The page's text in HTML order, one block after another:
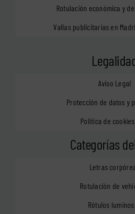
Rotulación económica y
Vallas publicitarias en
Aviso Legal
Protección de datos y
Política de
Categorías
Letras
Rotulación de
Rótulos